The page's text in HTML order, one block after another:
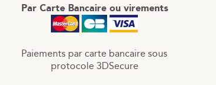
Par Carte Bancaire ou virements
Paiements par carte bancaire sous
protocole 3DSecure